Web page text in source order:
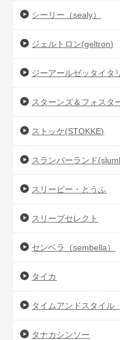
シーリー（sealy）
ジェルトロン(geltron)
ジーアールゼッタイタ
スターンズ＆フォスタ
ストッケ(STOKKE)
スランバーランド
スリーピー・とうふ
スリープセレクト
センベラ（sembella）
タイカ
タイムアンドスタイル
タナカシンソー